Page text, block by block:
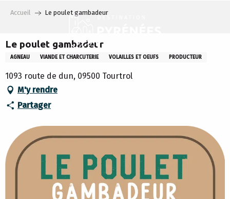
principal
Accueil Le poulet gambadeur
Le poulet gambadeur
AGNEAU VIANDE ET CHARCUTERIE VOLAILLES ET OEUFS PRODUCTEUR
1093 route de dun, 09500 Tourtrol
M'y rendre
Partager